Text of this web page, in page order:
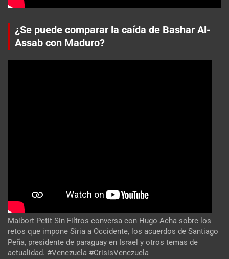
¿Se puede comparar la caída de Bashar Al-
Assab con Maduro?
Maibort Petit Sin Filtros conversa con Hugo Acha sobre los
retos que impone Siria a Occidente, los acuerdos de Santiago
Peña, presidente de paraguay en Israel y otros temas de
actualidad. #Venezuela #CrisisVenezuela